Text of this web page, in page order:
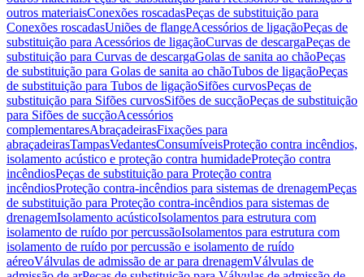
outros materiaisConexões roscadasPeças de substituição para
Conexões roscadasUniões de flangeAcessórios de ligaçãoPeças de
substituição para Acessórios de ligaçãoCurvas de descargaPeças de
substituição para Curvas de descargaGolas de sanita ao chãoPeças
de substituição para Golas de sanita ao chãoTubos de ligaçãoPeças
de substituição para Tubos de ligaçãoSifões curvosPeças de
substituição para Sifões curvosSifões de sucçãoPeças de substituição
para Sifões de sucçãoAcessórios
complementaresAbraçadeirasFixações para
abraçadeirasTampasVedantesConsumíveisProteção contra incêndios,
isolamento acústico e proteção contra humidadeProteção contra
incêndiosPeças de substituição para Proteção contra
incêndiosProteção contra-incêndios para sistemas de drenagemPeças
de substituição para Proteção contra-incêndios para sistemas de
drenagemIsolamento acústicoIsolamentos para estrutura com
isolamento de ruído por percussãoIsolamentos para estrutura com
isolamento de ruído por percussão e isolamento de ruído
aéreoVálvulas de admissão de ar para drenagemVálvulas de